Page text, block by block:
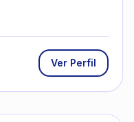
Ver Perfil